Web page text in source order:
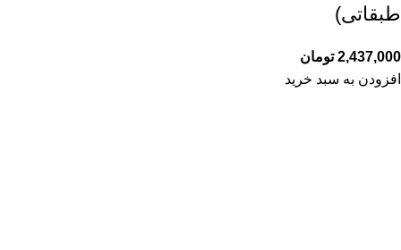
طبقاتی)
2,437,000 تومان
افزودن به سبد خرید